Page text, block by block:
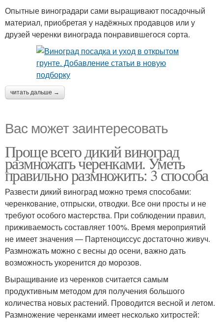
Опытные виноградари сами выращивают посадочный
материал, приобретая у надёжных продавцов или у
друзей черенки винограда понравившегося сорта.
читать дальше →
Вас может заинтересовать
Проще всего дикий виноград
размножать черенками. Уметь
правильно размножить: 3 способа
Развести дикий виноград можно тремя способами:
черенкование, отпрыски, отводки. Все они просты и не
требуют особого мастерства. При соблюдении правил,
приживаемость составляет 100%. Время мероприятий
не имеет значения — Партеноциссус достаточно живуч.
Размножать можно с весны до осени, важно дать
возможность укоренится до морозов.
Выращивание из черенков считается самым
продуктивным методом для получения большого
количества новых растений. Проводится весной и летом.
Размножение черенками имеет несколько хитростей: